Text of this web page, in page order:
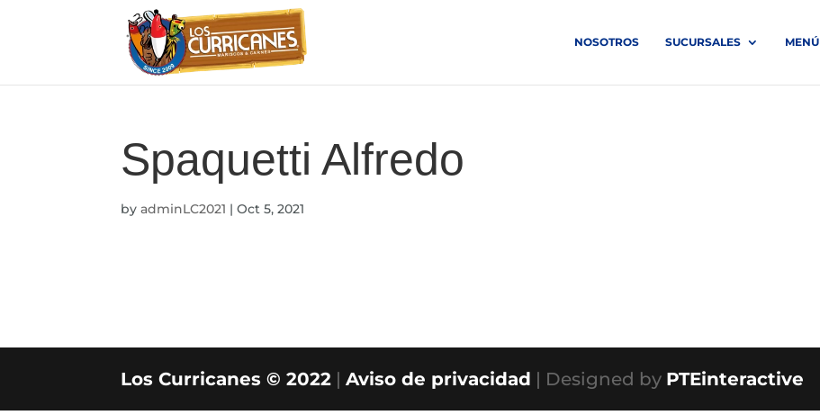
NOSOTROS SUCURSALES MENÚ
Spaquetti Alfredo
byadminLC2021 |Oct 5, 2021
Los Curricanes © 2022 |Aviso de privacidad | Designed by PTEinteractive